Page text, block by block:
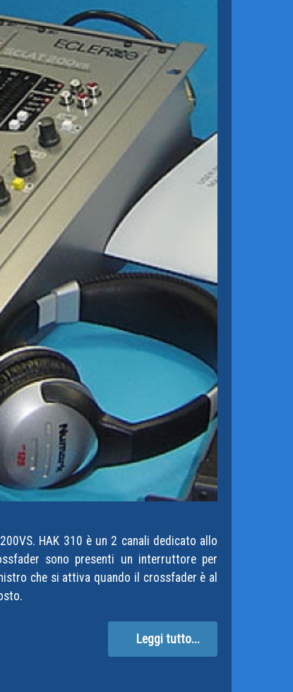
HAK 310 è un 2 canali dedicato allo
sono presenti un interruttore per
che si attiva quando il crossfader è al
Leggi tutto...